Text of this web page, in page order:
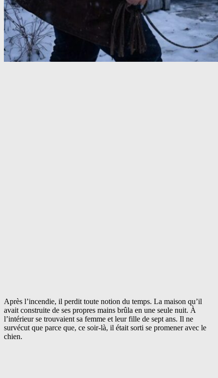
Après l’incendie, il perdit toute notion du temps. La maison qu’il
avait construite de ses propres mains brûla en une seule nuit. À
l’intérieur se trouvaient sa femme et leur fille de sept ans. Il ne
survécut que parce que, ce soir-là, il était sorti se promener avec le
chien.